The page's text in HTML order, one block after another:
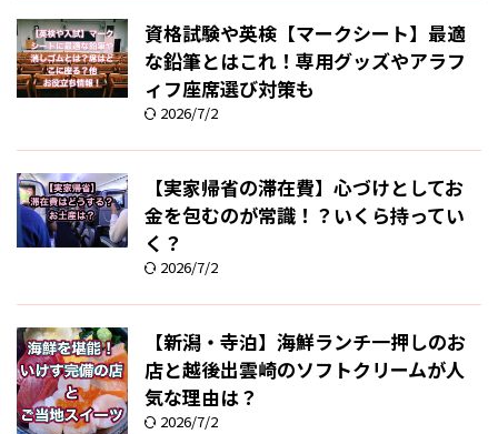
資格試験や英検【マークシート】最適
な鉛筆とはこれ！専用グッズやアラフ
ィフ座席選び対策も
2026/7/2
【実家帰省の滞在費】心づけとしてお
金を包むのが常識！？いくら持ってい
く？
2026/7/2
【新潟・寺泊】海鮮ランチ一押しのお
店と越後出雲崎のソフトクリームが人
気な理由は？
2026/7/2